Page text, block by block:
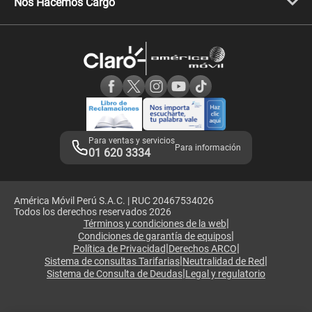
Comprobantes electrónicos
Consulta de IMEI
Consulta de reclamos
Adquirientes iPhone 6, 6S y SE
Mensaje de Seguridad
Términos y Condiciones de Tienda Claro
Libro de Reclamaciones
Legales de marketplace
Para ventas y servicios
01 620 3334 Para información
América Móvil Perú S.A.C. | RUC 20467534026
Todos los derechos reservados 2026
Términos y condiciones de la web|
Condiciones de garantía de equipos|
Política de Privacidad|Derechos ARCO|
Sistema de consultas Tarifarias|Neutralidad de Red|
Sistema de Consulta de Deudas|Legal y regulatorio